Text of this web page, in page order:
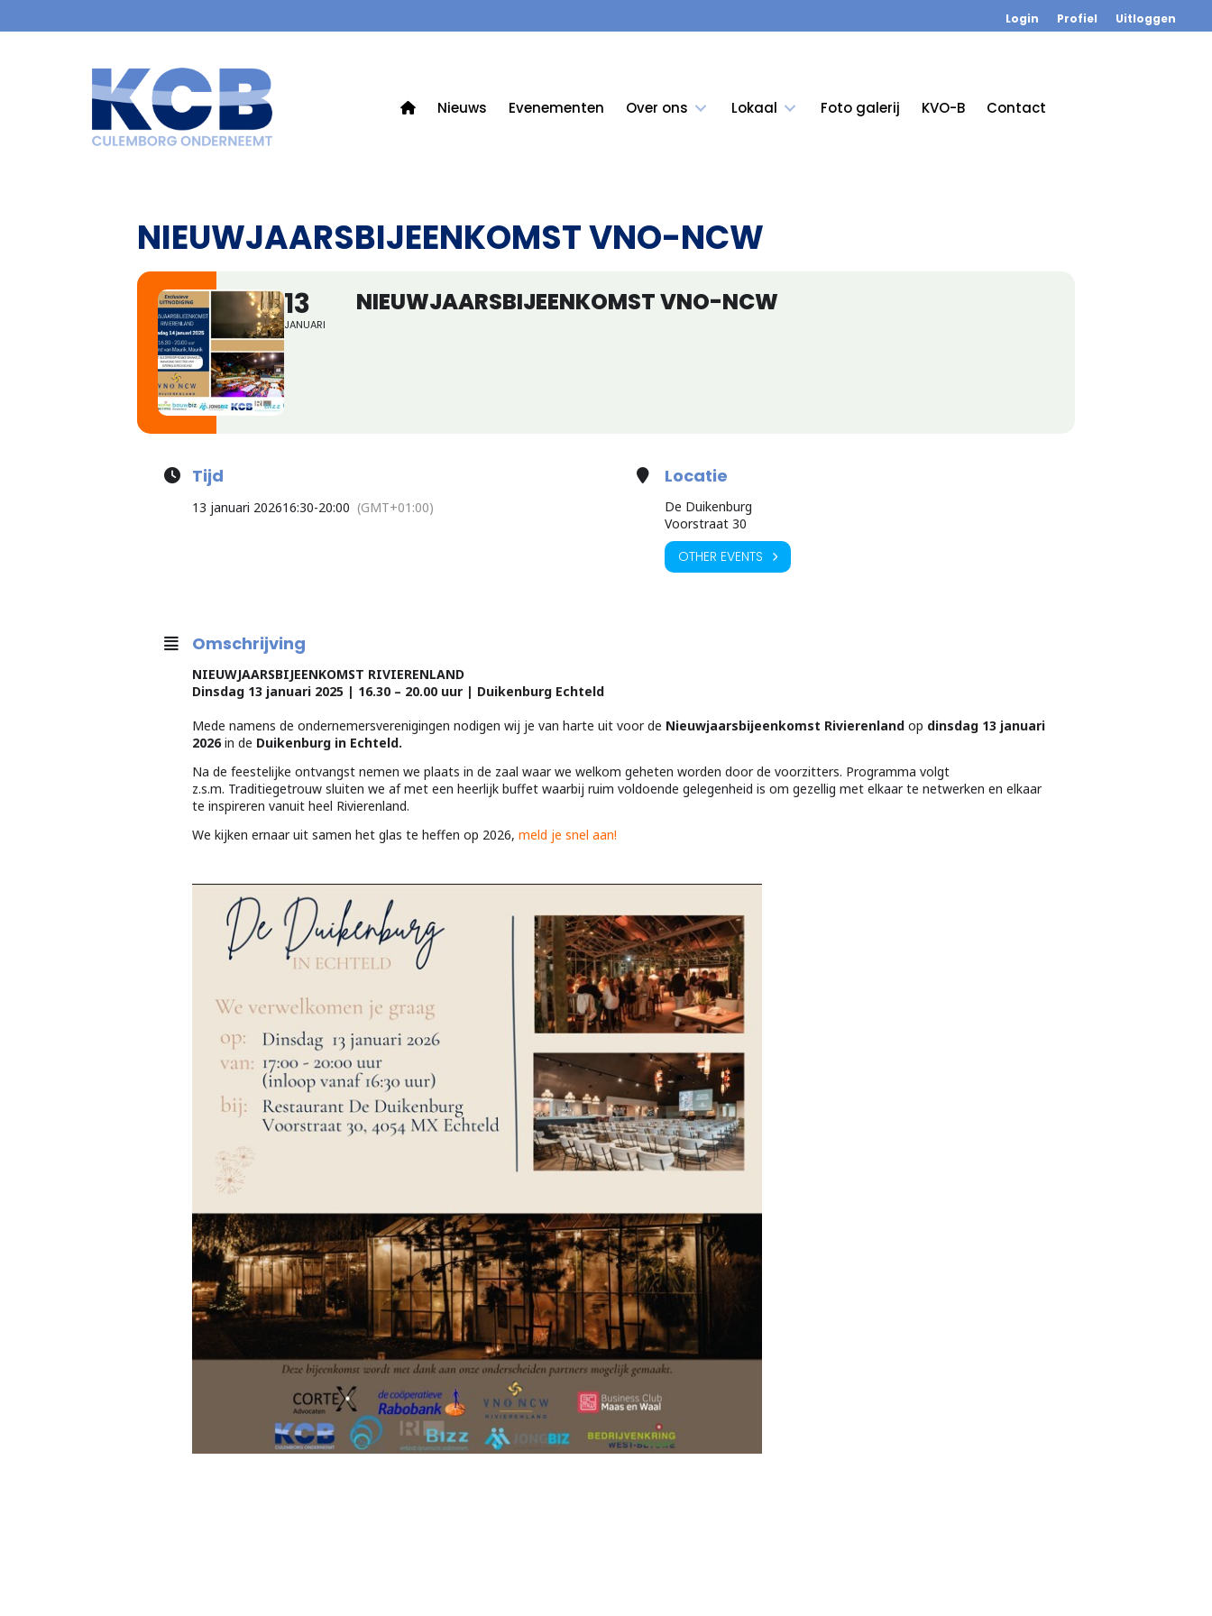
Login Profiel Uitloggen
Nieuws Evenementen Over ons Lokaal Foto galerij KVO-B Contact
NIEUWJAARSBIJEENKOMST VNO-NCW
13
JANUARI
NIEUWJAARSBIJEENKOMST VNO-NCW
Tijd
13 januari 202616:30-20:00 (GMT+01:00)
Locatie
De Duikenburg
Voorstraat 30
OTHER EVENTS
Omschrijving
NIEUWJAARSBIJEENKOMST RIVIERENLAND
Dinsdag 13 januari 2025 | 16.30 – 20.00 uur | Duikenburg Echteld
Mede namens de ondernemersverenigingen nodigen wij je van harte uit voor de Nieuwjaarsbijeenkomst Rivierenland op dinsdag 13 januari
2026in de Duikenburg in Echteld.
Na de feestelijke ontvangst nemen we plaats in de zaal waar we welkom geheten worden door de voorzitters. Programma volgt
z.s.m. Traditiegetrouw sluiten we af met een heerlijk buffet waarbij ruim voldoende gelegenheid is om gezellig met elkaar te netwerken en elkaar
te inspireren vanuit heel Rivierenland.
We kijken ernaar uit samen het glas te heffen op 2026, meld je snel aan!